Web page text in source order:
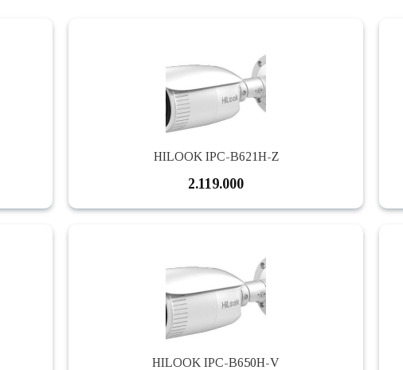
HILOOK IPC-B621H-Z
2.119.000
HILOOK IPC-B650H-V